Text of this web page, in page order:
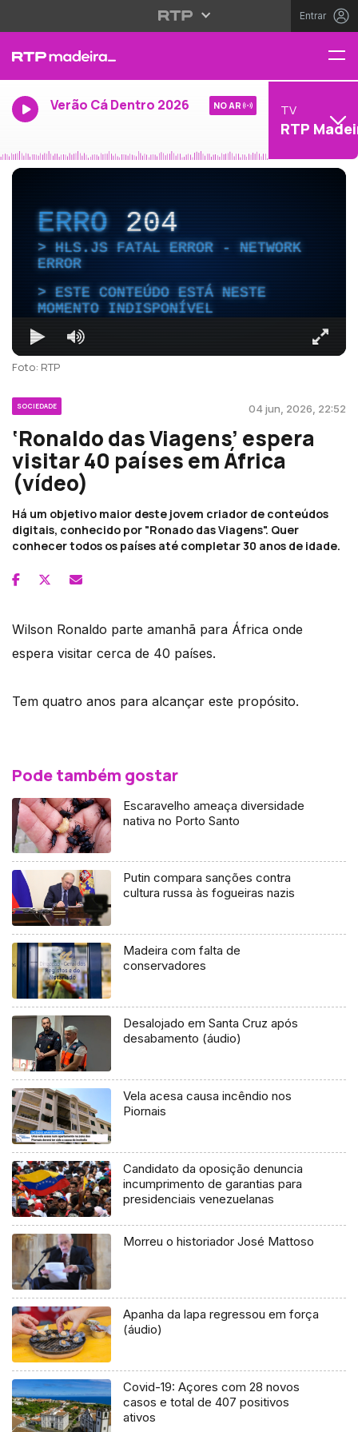
Entrar
Verão Cá Dentro 2026 NO AR TV
RTP
ERRO204
HLS.JS FATAL ERROR - NETWORK
ERROR
ESTE CONTEÚDO ESTÁ NESTE
MOMENTO INDISPONÍVEL
Foto: RTP
SOCIEDADE 04 jun, 2026, 22:52
‘Ronaldo das Viagens’ espera
visitar 40 países em África
(vídeo)
Há um objetivo maior deste jovem criador de conteúdos
digitais, conhecido por "Ronado das Viagens". Quer
conhecer todos os países até completar 30 anos de idade.
Wilson Ronaldo parte amanhã para África onde
espera visitar cerca de 40 países.
Tem quatro anos para alcançar este propósito.
Pode também gostar
Escaravelho ameaça diversidade
nativa no Porto Santo
Putin compara sanções contra
cultura russa às fogueiras nazis
Madeira com falta de
conservadores
Desalojado em Santa Cruz após
desabamento (áudio)
Vela acesa causa incêndio nos
Piornais
Candidato da oposição denuncia
incumprimento de garantias para
presidenciais venezuelanas
Morreu o historiador José Mattoso
Apanha da lapa regressou em força
(áudio)
Covid-19: Açores com 28 novos
casos e total de 407 positivos
ativos